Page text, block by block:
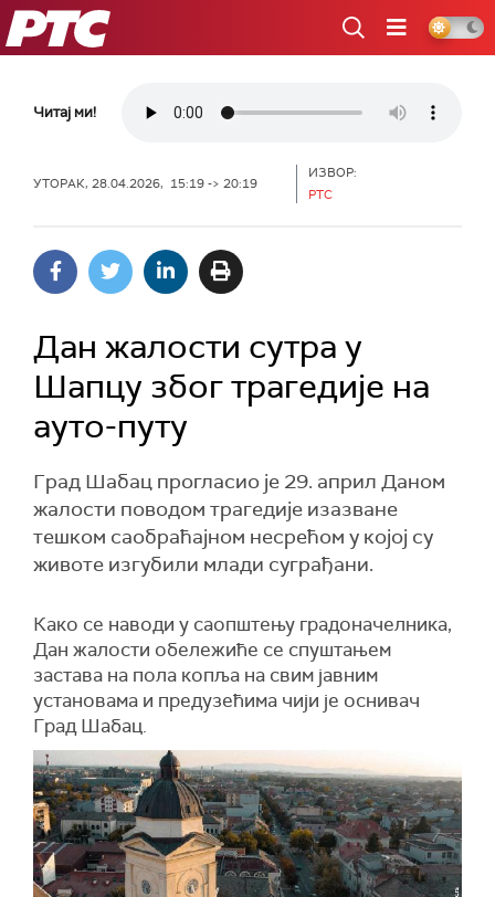
РТС
Читај ми!
УТОРАК, 28.04.2026, 15:19 -> 20:19
ИЗВОР:
РТС
Дан жалости сутра у
Шапцу због трагедије на
ауто-путу
Град Шабац прогласио је 29. април Даном
жалости поводом трагедије изазване
тешком саобраћајном несрећом у којој су
животе изгубили млади суграђани.
Како се наводи у саопштењу градоначелника,
Дан жалости обележиће се спуштањем
застава на пола копља на свим јавним
установама и предузећима чији је оснивач
Град Шабац.